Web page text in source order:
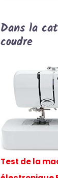
Dans la
coudre
Test de la